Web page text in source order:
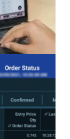
Yang